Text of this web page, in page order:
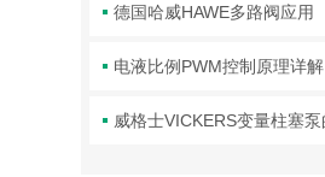
德国哈威HAWE多路阀应用
电液比例PWM控制原理详解